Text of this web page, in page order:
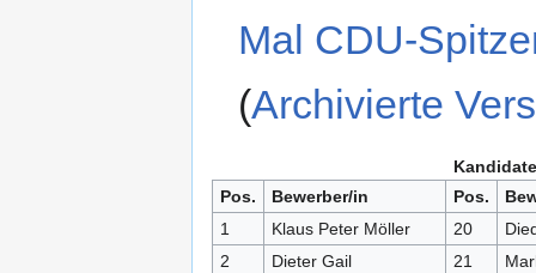
Mal CDU-
(Archivierte
Pos.
Bewerber/in Pos.
1
Klaus Peter Möller 20
2
Dieter Gail 21